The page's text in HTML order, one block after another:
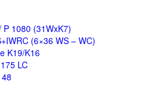
P 1080 (31WxK7)
(6×36 WS – WC)
K19/K16
LC